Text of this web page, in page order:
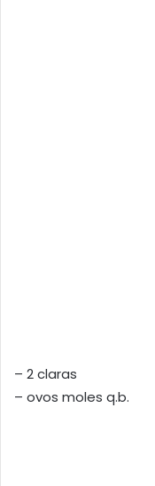
– 2 claras
– ovos moles q.b.